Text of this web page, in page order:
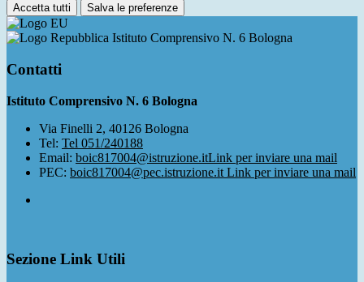
Accetta tutti Salva le preferenze
Istituto Comprensivo N. 6 Bologna
Contatti
Istituto Comprensivo N. 6 Bologna
Via Finelli 2, 40126 Bologna
Tel: Tel 051/240188
Email: boic817004@istruzione.itLink per inviare una mail
PEC: boic817004@pec.istruzione.it Link per inviare una mail
Sezione Link Utili